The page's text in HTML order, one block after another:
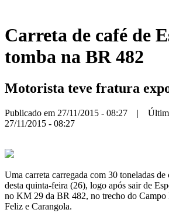
Carreta de café de
tomba na BR 482
Motorista teve fratura
Publicado em 27/11/2015 - 08:27 |
27/11/2015 - 08:27
Uma carreta carregada com 30 toneladas
desta quinta-feira (26), logo após sair de
no KM 29 da BR 482, no trecho do Campo
Feliz e Carangola.